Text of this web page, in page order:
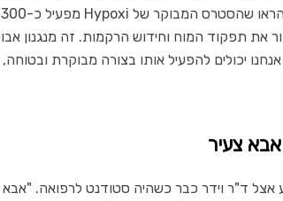
את תפקוד המוח וחידוש הרקמות. זה מנגנון
יכולים להפעיל אותו בצורה מבוקרת
צעיר
אצל ד"ר וידר כבר כשהיה סטודנט לרפואה.